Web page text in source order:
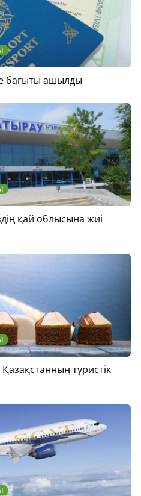
бағыты ашылды
қай облысына жиі
туристік